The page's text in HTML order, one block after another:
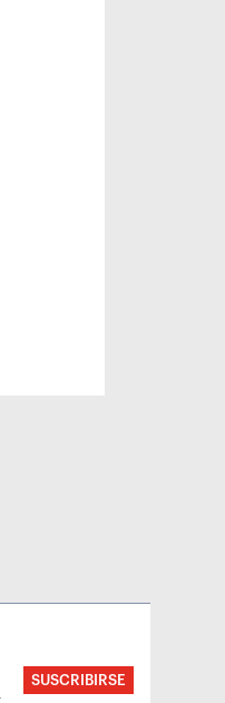
SUSCRIBIRSE